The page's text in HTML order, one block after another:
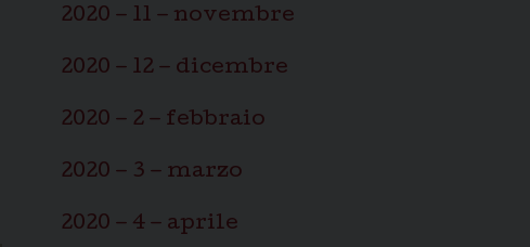
2020 – 11 – novembre
2020 – 12 – dicembre
2020 – 2 – febbraio
2020 – 3 – marzo
2020 – 4 – aprile